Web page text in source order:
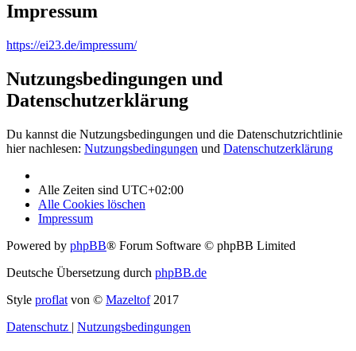
Impressum
https://ei23.de/impressum/
Nutzungsbedingungen und
Datenschutzerklärung
Du kannst die Nutzungsbedingungen und die Datenschutzrichtlinie
hier nachlesen: Nutzungsbedingungen und Datenschutzerklärung
Alle Zeiten sind UTC+02:00
Alle Cookies löschen
Impressum
Powered by phpBB® Forum Software © phpBB Limited
Deutsche Übersetzung durch phpBB.de
Style proflat von © Mazeltof2017
Datenschutz | Nutzungsbedingungen